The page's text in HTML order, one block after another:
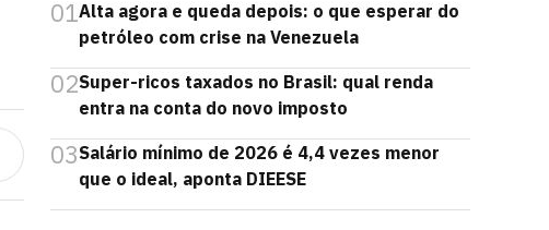
01Alta agora e queda depois: o que esperar do
petróleo com crise na Venezuela
02Super-ricos taxados no Brasil: qual renda
entra na conta do novo imposto
03Salário mínimo de 2026 é 4,4 vezes menor
que o ideal, aponta DIEESE